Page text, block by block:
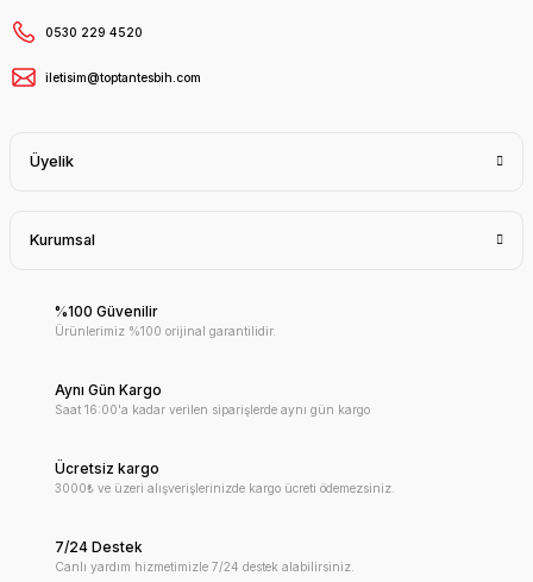
0530 229 4520
iletisim@toptantesbih.com
Üyelik
Kurumsal
%100 Güvenilir
Ürünlerimiz %100 orijinal garantilidir.
Aynı Gün Kargo
Saat 16:00'a kadar verilen siparişlerde aynı gün kargo
Ücretsiz kargo
3000₺ ve üzeri alışverişlerinizde kargo ücreti ödemezsiniz.
7/24 Destek
Canlı yardım hizmetimizle 7/24 destek alabilirsiniz.